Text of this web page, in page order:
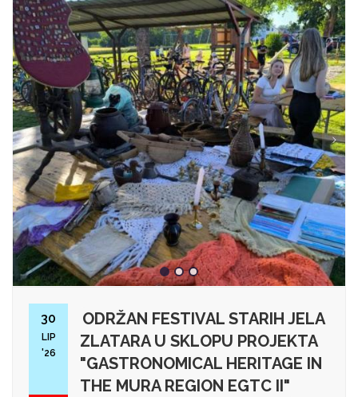
30
LIP
'26
ODRŽAN FESTIVAL STARIH JELA
ZLATARA U SKLOPU PROJEKTA
"GASTRONOMICAL HERITAGE IN
THE MURA REGION EGTC II"